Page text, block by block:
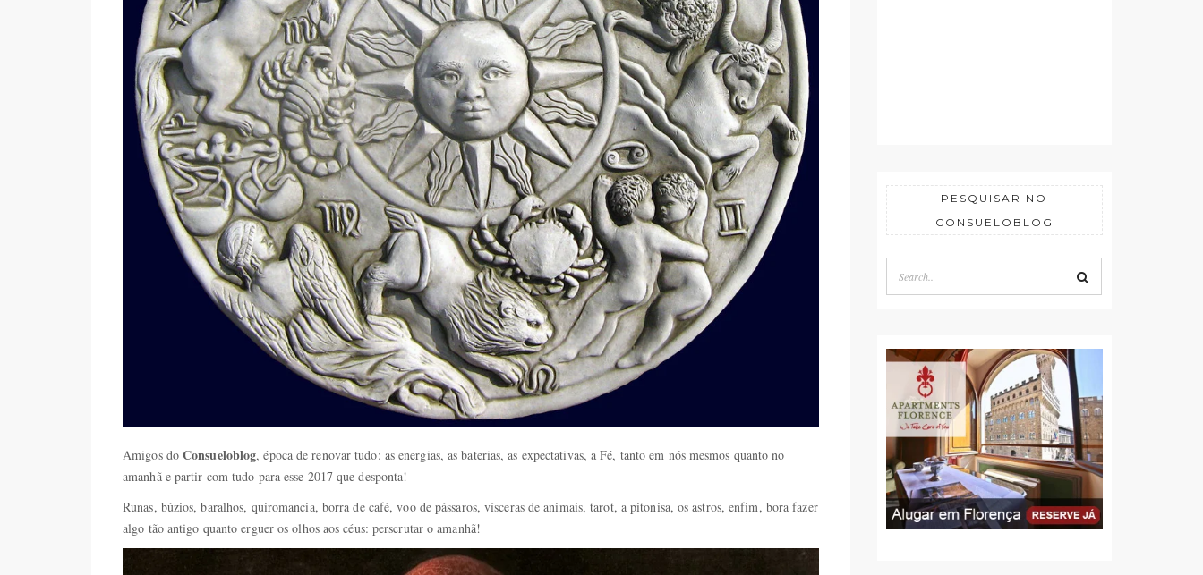
Amigos do Consueloblog, época de renovar tudo: as energias, as baterias, as expectativas, a Fé, tanto em nós mesmos quanto no
amanhã e partir com tudo para esse 2017 que desponta!
Runas, búzios, baralhos, quiromancia, borra de café, voo de pássaros, vísceras de animais, tarot, a pitonisa, os astros, enfim, bora fazer
algo tão antigo quanto erguer os olhos aos céus: perscrutar o amanhã!
PESQUISAR NO
CONSUELOBLOG